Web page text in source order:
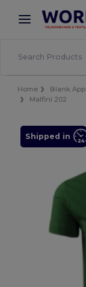
× Lepší ceny
Home Blank
Malfini 202
Shipped in